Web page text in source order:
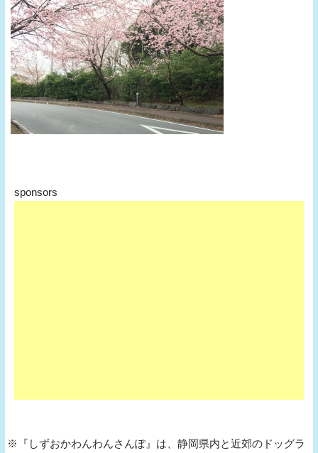
sponsors
※『しずおかわんわんさんぽ』は、静岡県内と近郊のドッグラ